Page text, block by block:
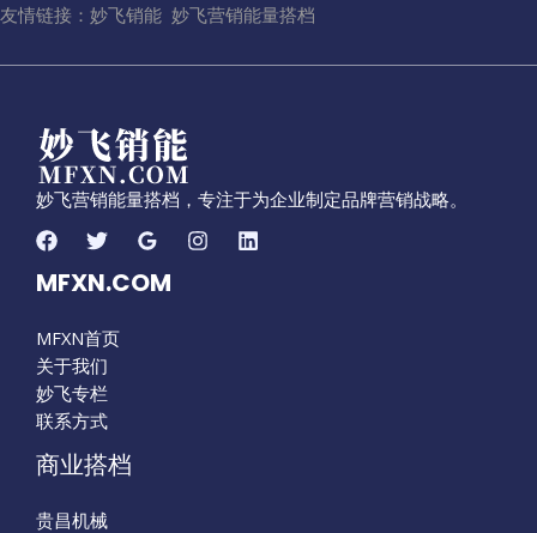
友情链接： 妙飞销能 妙飞营销能量搭档
妙飞营销能量搭档，专注于为企业制定品牌营销战略。
MFXN.COM
MFXN首页
关于我们
妙飞专栏
联系方式
商业搭档
贵昌机械